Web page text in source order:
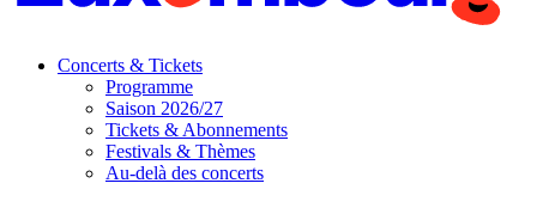
Concerts & Tickets
Programme
Saison 2026/27
Tickets & Abonnements
Festivals & Thèmes
Au-delà des concerts